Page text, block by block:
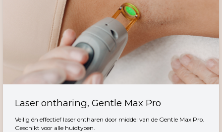
Laser ontharing, Gentle Max Pro
Veilig én effectief laser ontharen door middel van de Gentle Max Pro.
Geschikt voor alle huidtypen.